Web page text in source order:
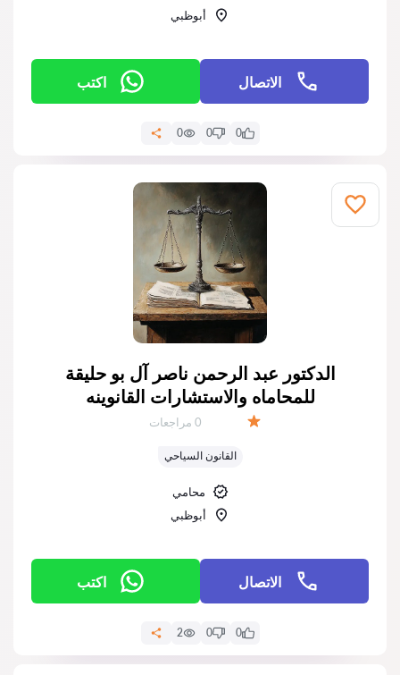
أبوظبي
الاتصال اكتب
0
0
0
الدكتور عبد الرحمن ناصر آل بو حليقة
للمحاماه والاستشارات القانوينه
عدد المراجعات:
0 مراجعات
القانون السياحي
محامي
أبوظبي
الاتصال اكتب
0
0
2